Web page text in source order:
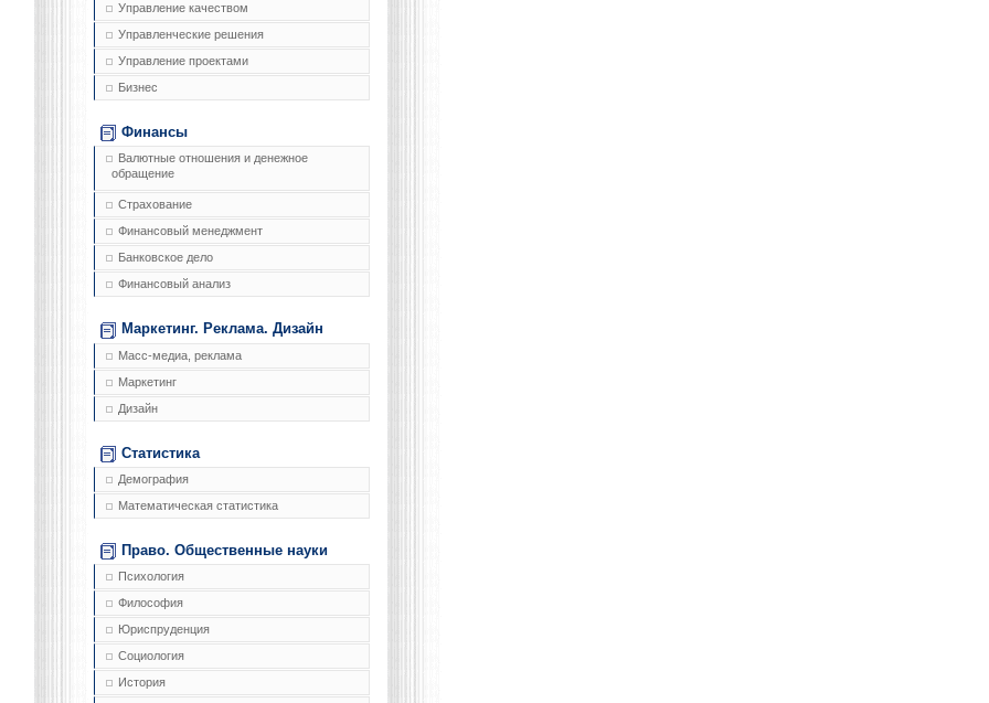
Управление качеством
Управленческие решения
Управление проектами
Бизнес
Финансы
Валютные отношения и денежное
обращение
Страхование
Финансовый менеджмент
Банковское дело
Финансовый анализ
Маркетинг. Реклама. Дизайн
Масс-медиа, реклама
Маркетинг
Дизайн
Статистика
Демография
Математическая статистика
Право. Общественные науки
Психология
Философия
Юриспруденция
Социология
История